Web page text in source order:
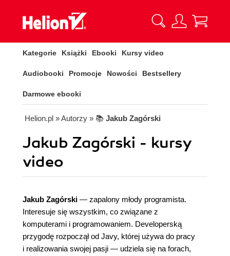
Kategorie Książki Ebooki Kursy video
Audiobooki Promocje Nowości Bestsellery
Darmowe ebooki
Helion.pl » Autorzy » 📚 Jakub Zagórski
Jakub Zagórski - kursy
video
Jakub Zagórski — zapalony młody programista.
Interesuje się wszystkim, co związane z
komputerami i programowaniem. Developerską
przygodę rozpoczął od Javy, której używa do pracy
i realizowania swojej pasji — udziela się na forach,